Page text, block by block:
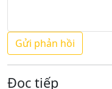
Đọc tiếp